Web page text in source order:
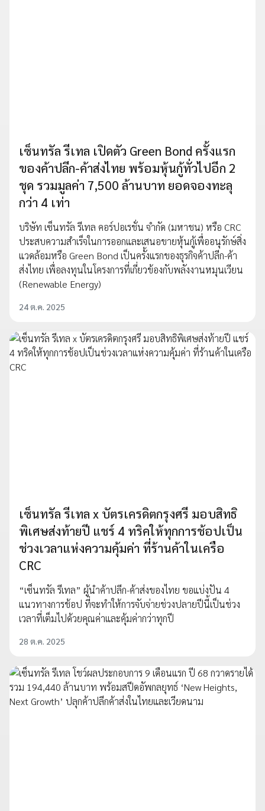
เซ็นทรัล รีเทล เปิดตัว Green Bond ครั้งแรก
ของค้าปลีก-ค้าส่งไทย พร้อมหุ้นกู้ทั่วไปอีก 2
ชุด รวมมูลค่า 7,500 ล้านบาท ยอดจองทะลุ
กว่า 4 เท่า
บริษัท เซ็นทรัล รีเทล คอร์ปอเรชั่น จำกัด (มหาชน) หรือ CRC
ประสบความสำเร็จในการออกและเสนอขายหุ้นกู้เพื่ออนุรักษ์สิ่ง
แวดล้อมหรือ Green Bond เป็นครั้งแรกของธุรกิจค้าปลีก-ค้า
ส่งไทย เพื่อลงทุนในโครงการที่เกี่ยวข้องกับพลังงานหมุนเวียน
(Renewable Energy)
24 ต.ค. 2025
เซ็นทรัล รีเทล x บัตรเครดิตกรุงศรี มอบสิทธิ
พิเศษส่งท้ายปี แชร์ 4 ทริคให้ทุกการช้อปเป็น
ช่วงเวลาแห่งความคุ้มค่า ที่ร้านค้าในเครือ
CRC
“เซ็นทรัล รีเทล” ผู้นำค้าปลีก-ค้าส่งของไทย ขอแบ่งปัน 4
แนวทางการช้อป ที่จะทำให้การจับจ่ายช่วงปลายปีนี้เป็นช่วง
เวลาที่เต็มไปด้วยคุณค่าและคุ้มค่ากว่าทุกปี
28 ต.ค. 2025